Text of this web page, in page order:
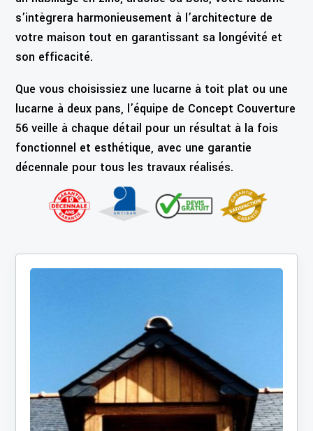
s’intègrera harmonieusement à l’architecture de
votre maison tout en garantissant sa longévité et
son efficacité.
Que vous choisissiez une lucarne à toit plat ou une
lucarne à deux pans, l’équipe de Concept Couverture
56 veille à chaque détail pour un résultat à la fois
fonctionnel et esthétique, avec une garantie
décennale pour tous les travaux réalisés.